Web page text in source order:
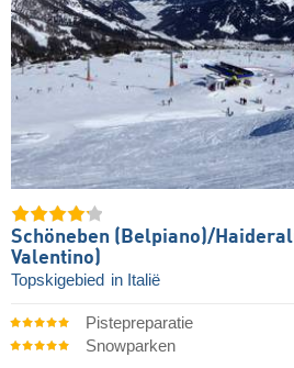
Schöneben (Belpiano)/​
Valentino)
Topskigebied in Italië
Pistepreparatie
Snowparken